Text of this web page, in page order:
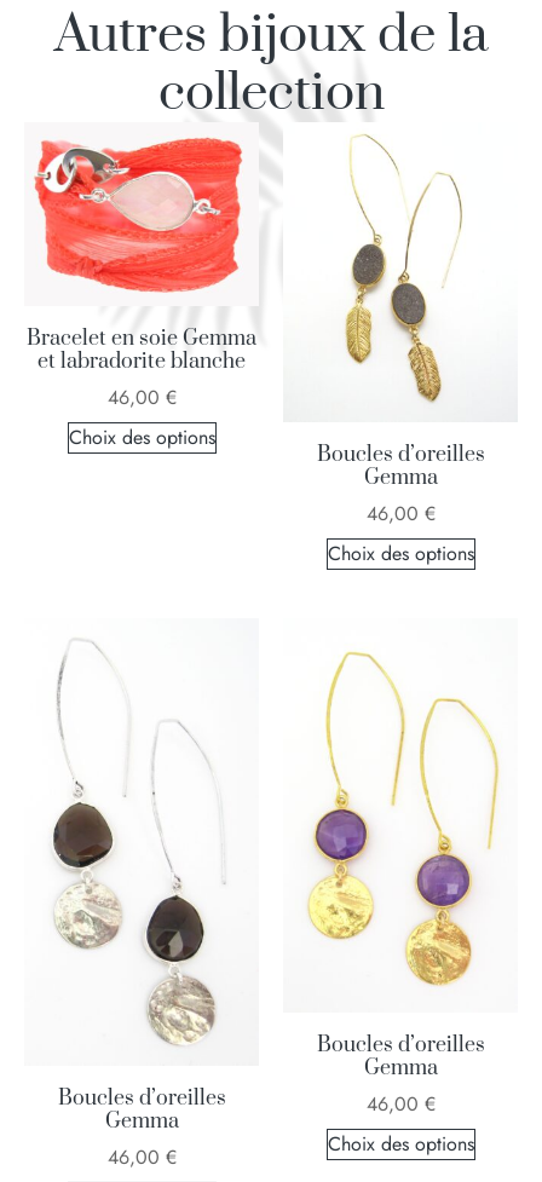
Autres bijoux de la
collection
Bracelet en soie Gemma
et labradorite blanche
46,00 €
Choix des options
Boucles d’oreilles
Gemma
46,00 €
Choix des options
Boucles d’oreilles
Gemma
46,00 €
Boucles d’oreilles
Gemma
46,00 €
Choix des options